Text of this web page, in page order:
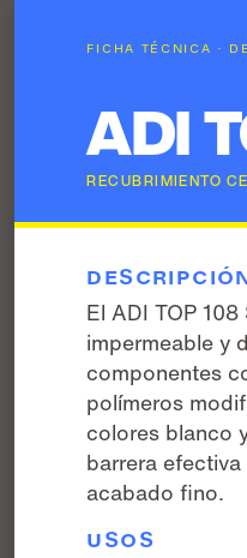
FICHA TÉCNICA ·
ADI
RECUBRIMIENTO
El ADI TOP
impermeable y
componentes
polímeros
colores blanco
barrera
acabado fino.
USOS